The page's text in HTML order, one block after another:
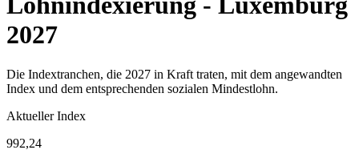
2027
Die Indextranchen, die 2027 in Kraft traten, mit dem angewandten
Index und dem entsprechenden sozialen Mindestlohn.
Aktueller Index
992,24